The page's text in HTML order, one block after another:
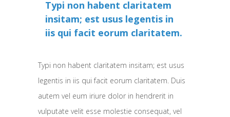
Typi non habent claritatem
insitam; est usus legentis in
iis qui facit eorum claritatem.
Typi non habent claritatem insitam; est usus
legentis in iis qui facit eorum claritatem. Duis
autem vel eum iriure dolor in hendrerit in
vulputate velit esse molestie consequat, vel